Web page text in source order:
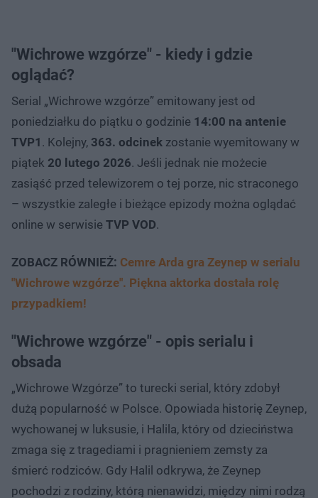
"Wichrowe wzgórze" - kiedy i gdzie
oglądać?
Serial „Wichrowe wzgórze” emitowany jest od
poniedziałku do piątku o godzinie 14:00 na antenie
TVP1 . Kolejny, 363. odcinek zostanie wyemitowany w
piątek 20 lutego 2026. Jeśli jednak nie możecie
zasiąść przed telewizorem o tej porze, nic straconego
– wszystkie zaległe i bieżące epizody można oglądać
online w serwisie TVP VOD.
ZOBACZ RÓWNIEŻ: Cemre Arda gra Zeynep w serialu
"Wichrowe wzgórze". Piękna aktorka dostała rolę
przypadkiem!
"Wichrowe wzgórze" - opis serialu i
obsada
„Wichrowe Wzgórze” to turecki serial, który zdobył
dużą popularność w Polsce. Opowiada historię Zeynep,
wychowanej w luksusie, i Halila, który od dzieciństwa
zmaga się z tragediami i pragnieniem zemsty za
śmierć rodziców. Gdy Halil odkrywa, że Zeynep
pochodzi z rodziny, którą nienawidzi, między nimi rodzą